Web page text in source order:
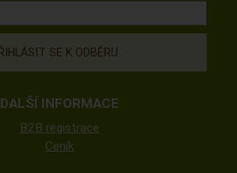
DALŠÍ INFORMACE
B2B registrace
Ceník